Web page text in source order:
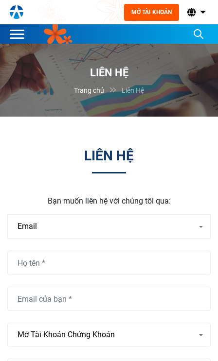
MỞ TÀI KHOẢN
LIÊN HỆ
Trang chủ  Liên Hệ
LIÊN HỆ
Bạn muốn liên hệ với chúng tôi qua: